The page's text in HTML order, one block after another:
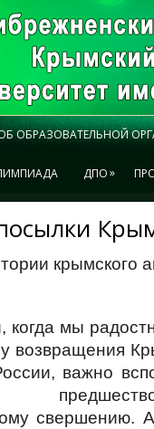
ОБРАЗОВАТЕЛЬНОЙ
ДПО»
крымского
когда мы
возвращения
важно
свершению.